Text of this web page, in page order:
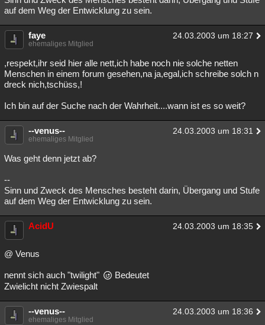
auf dem Weg der Entwicklung zu sein.
faye 24.03.2003 um 18:27
ehemaliges Mitglied
,respekt,ihr seid hier alle nett,ich habe noch nie solche netten
Menschen in einem forum gesehen,na ja,egal,ich schreibe solch n
dreck nich,tschüss,!
Ich bin auf der Suche nach der Wahrheit....wann ist es so weit?
--venus-- 24.03.2003 um 18:31
ehemaliges Mitglied
Was geht denn jetzt ab?
--
Sinn und Zweck des Mensches besteht darin, Übergang und Stufe
auf dem Weg der Entwicklung zu sein.
AcidU 24.03.2003 um 18:35
@ Venus
nennt sich auch "twilight"
Bedeutet
Zwielicht nicht Zwiespalt
--venus-- 24.03.2003 um 18:36
ehemaliges Mitglied